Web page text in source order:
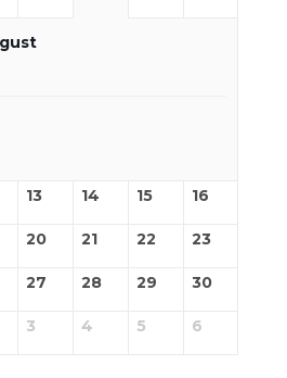
13 14 15 16
20 21 22 23
27 28 29 30
3 4 5 6